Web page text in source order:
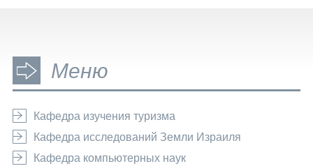
Меню
Кафедра изучения туризма
Кафедра исследований Земли Израиля
Кафедра компьютерных наук